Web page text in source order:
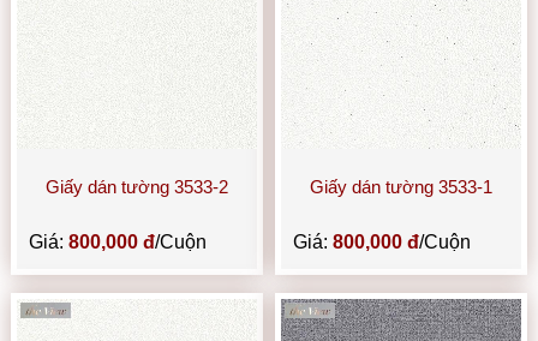
Giấy dán tường 3533-2
Giá:800,000 đ/Cuộn
Giấy dán tường 3533-1
Giá: 800,000 đ/Cuộn